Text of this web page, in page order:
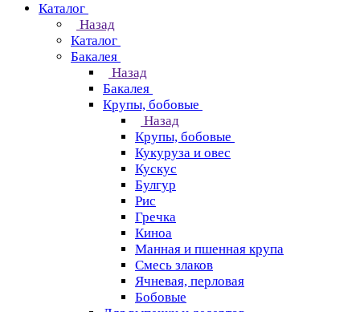
Каталог
Назад
Каталог
Бакалея
Назад
Бакалея
Крупы, бобовые
Назад
Крупы, бобовые
Кукуруза и овес
Кускус
Булгур
Рис
Гречка
Киноа
Манная и пшенная крупа
Смесь злаков
Ячневая, перловая
Бобовые